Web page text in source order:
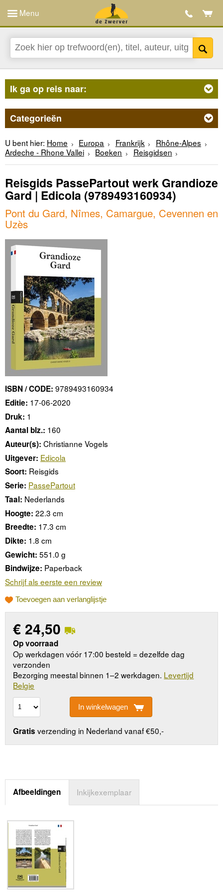
Menu
Ik ga op reis naar:
Categorieën
U bent hier: Home Europa Frankrijk
Rhône-Alpes
Ardeche - Rhone Vallei
Boeken Reisgidsen
Reisgids PassePartout werk Grandioze
Gard | Edicola (9789493160934)
Pont du Gard, Nîmes, Camargue, Cevennen en
Uzès
ISBN / CODE: 9789493160934
Editie: 17-06-2020
Druk: 1
Aantal blz.: 160
Auteur(s): Christianne Vogels
Uitgever: Edicola
Soort: Reisgids
Serie: PassePartout
Taal: Nederlands
Hoogte: 22.3 cm
Breedte: 17.3 cm
Dikte: 1.8 cm
Gewicht: 551.0 g
Bindwijze: Paperback
Schrijf als eerste een review
Toevoegen aan verlanglijstje
€ 24,50
Op voorraad
Op werkdagen vóór 17:00 besteld = dezelfde dag
verzonden
Bezorging meestal binnen 1–2 werkdagen. Levertijd
Belgie
In winkelwagen
Gratis verzending in Nederland vanaf €50,-
Afbeeldingen Inkijkexemplaar